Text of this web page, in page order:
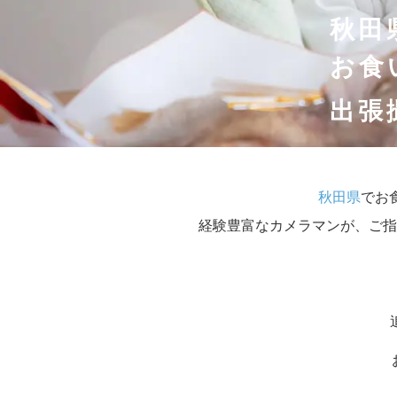
秋田
お食
出張
秋田県でお
経験豊富なカメラマンが、ご